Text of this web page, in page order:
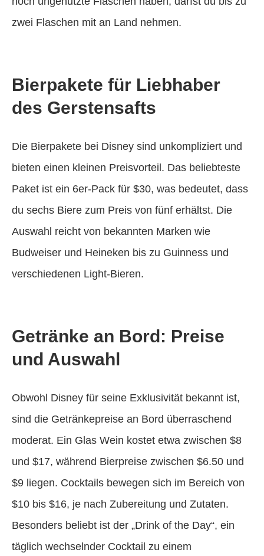
zwei Flaschen mit an Land nehmen.
Bierpakete für Liebhaber
des Gerstensafts
Die Bierpakete bei Disney sind unkompliziert und
bieten einen kleinen Preisvorteil. Das beliebteste
Paket ist ein 6er-Pack für $30, was bedeutet, dass
du sechs Biere zum Preis von fünf erhältst. Die
Auswahl reicht von bekannten Marken wie
Budweiser und Heineken bis zu Guinness und
verschiedenen Light-Bieren.
Getränke an Bord: Preise
und Auswahl
Obwohl Disney für seine Exklusivität bekannt ist,
sind die Getränkepreise an Bord überraschend
moderat. Ein Glas Wein kostet etwa zwischen $8
und $17, während Bierpreise zwischen $6.50 und
$9 liegen. Cocktails bewegen sich im Bereich von
$10 bis $16, je nach Zubereitung und Zutaten.
Besonders beliebt ist der „Drink of the Day“, ein
täglich wechselnder Cocktail zu einem